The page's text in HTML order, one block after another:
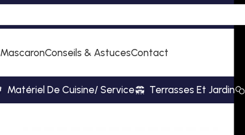
Conseils & AstucesContact
Matériel De Cuisine/ Service Terrasses Et Jardin